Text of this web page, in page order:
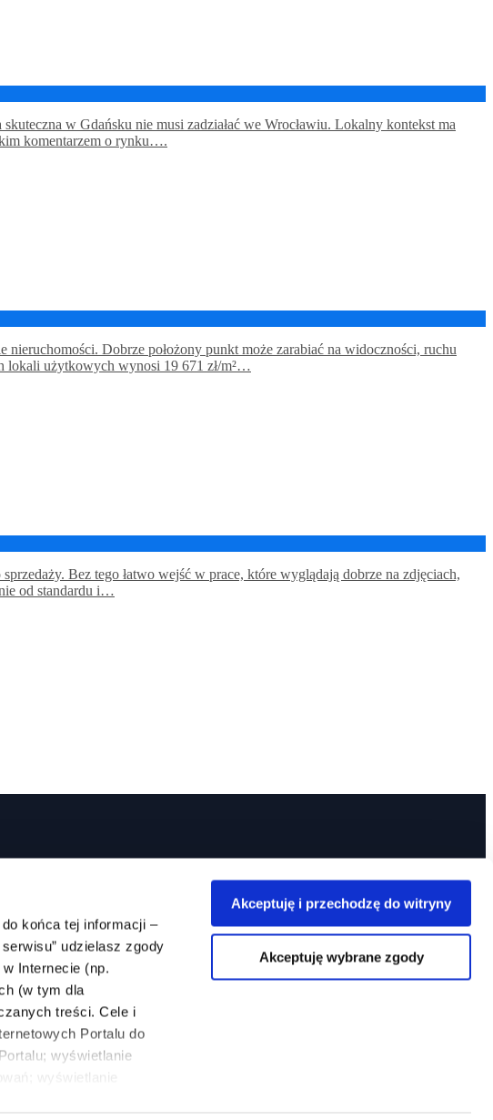
końca tej informacji –
udzielasz zgody
Internecie (np.
(w tym dla
treści. Cele i
Portalu do
wyświetlanie
Akceptuję i przechodzę do witryny
Akceptuję wybrane zgody
w Gdańsku nie musi zadziałać we Wrocławiu. Lokalny kontekst ma
komentarzem o rynku….
Dobrze położony punkt może zarabiać na widoczności, ruchu
lokali użytkowych wynosi 19 671 zł/m²…
Bez tego łatwo wejść w prace, które wyglądają dobrze na zdjęciach,
od standardu i…